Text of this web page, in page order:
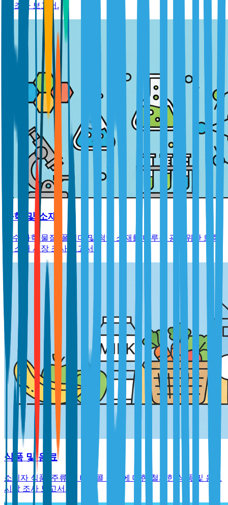
장 조사 보고서.
화학 및 소재
특수 화학 물질, 폴리머 및 첨단 소재를 다루는 광범위한 화학
및 소재 시장 조사 보고서.
식품 및 음료
소비자 식품, 주류 및 비알콜 음료에 대한 철저한 식품 및 음료
시장 조사 보고서.